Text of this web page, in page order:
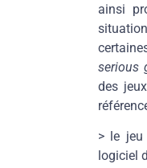
ainsi
serious
des
> le jeu
logiciel